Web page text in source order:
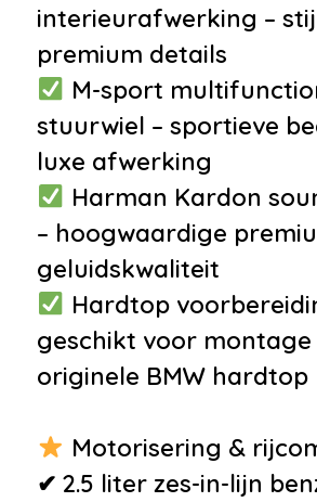
•Derde remlicht
•Elektronische
remkrachtverdeling
•Elektronisch
Programma
Overige
•Niet in gerookt
•Stuur leder
•Voorstoel(en)
verstelbaar
interieurafwerking –
premium details
M-sport
stuurwiel – sportieve
luxe afwerking
Harman Kardon
– hoogwaardige
geluidskwaliteit
Hardtop
geschikt voor montage
originele BMW hardtop
Motorisering &
✔ 2.5 liter zes-in-lijn